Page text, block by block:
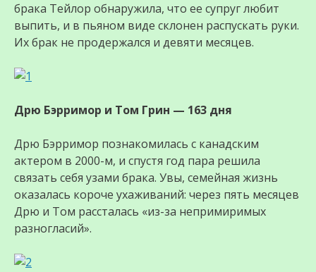
брака Тейлор обнаружила, что ее супруг любит
выпить, и в пьяном виде склонен распускать руки.
Их брак не продержался и девяти месяцев.
Дрю Бэрримор и Том Грин — 163 дня
Дрю Бэрримор познакомилась с канадским
актером в 2000-м, и спустя год пара решила
связать себя узами брака. Увы, семейная жизнь
оказалась короче ухаживаний: через пять месяцев
Дрю и Том рассталась «из-за непримиримых
разногласий».